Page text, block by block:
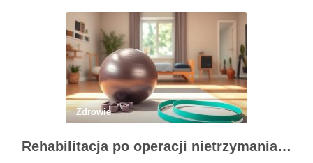
Zdrowie
Rehabilitacja po operacji nietrzymania moczu – kluczowe informacje i ćwiczenia